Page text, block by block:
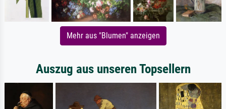
Mehr aus "Blumen" anzeigen
Auszug aus unseren Topsellern